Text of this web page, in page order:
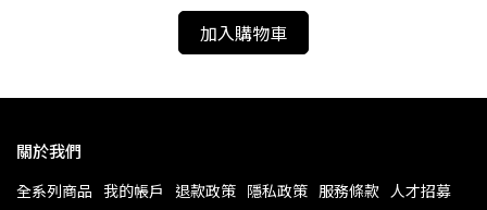
加入購物車
關於我們
全系列商品 我的帳戶 退款政策 隱私政策 服務條款 人才招募